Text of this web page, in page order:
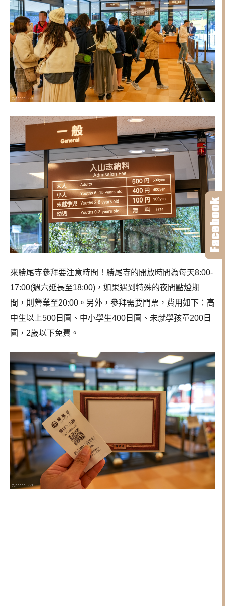
來勝尾寺參拜要注意時間！勝尾寺的開放時間為每天8:00-
17:00(週六延長至18:00)，如果遇到特殊的夜間點燈期
間，則營業至20:00。另外，參拜需要門票，費用如下：高
中生以上500日圓、中小學生400日圓、未就學孩童200日
圓，2歲以下免費。